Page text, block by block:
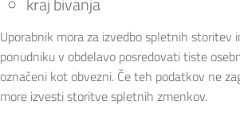
Uporabnik mora za izvedbo spletnih storitev
ponudniku v obdelavo posredovati tiste
označeni kot obvezni. Če teh podatkov ne
more izvesti storitve spletnih zmenkov.